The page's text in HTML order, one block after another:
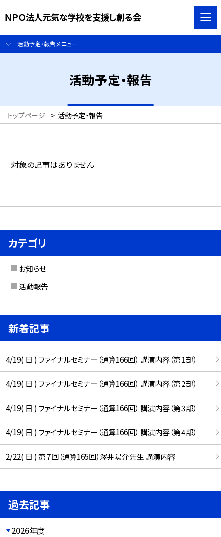
ＮＰＯ法人元気な学校を支援し創る会
活動予定・報告メニュー
活動予定・報告
トップページ > 活動予定・報告
対象の記事はありません
カテゴリ
お知らせ
活動報告
新着記事
4/19( 日 ) ファイナルセミナー（通算166回） 講演内容（第１部）
4/19( 日 ) ファイナルセミナー（通算166回） 講演内容（第２部）
4/19( 日 ) ファイナルセミナー（通算166回） 講演内容（第３部）
4/19( 日 ) ファイナルセミナー（通算166回） 講演内容（第４部）
2/22( 日 ) 第７回（通算165回）澤井陽介先生 講演内容
過去記事
2026年度